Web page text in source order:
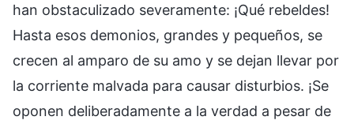
han obstaculizado severamente: ¡Qué rebeldes!
Hasta esos demonios, grandes y pequeños, se
crecen al amparo de su amo y se dejan llevar por
la corriente malvada para causar disturbios. ¡Se
oponen deliberadamente a la verdad a pesar de